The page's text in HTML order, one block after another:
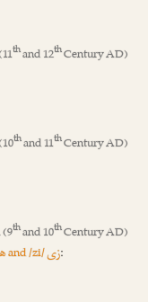
thand 12thCentury AD)
thand 11thCentury AD)
(9thand 10thCentury AD)
and /zi/زی: